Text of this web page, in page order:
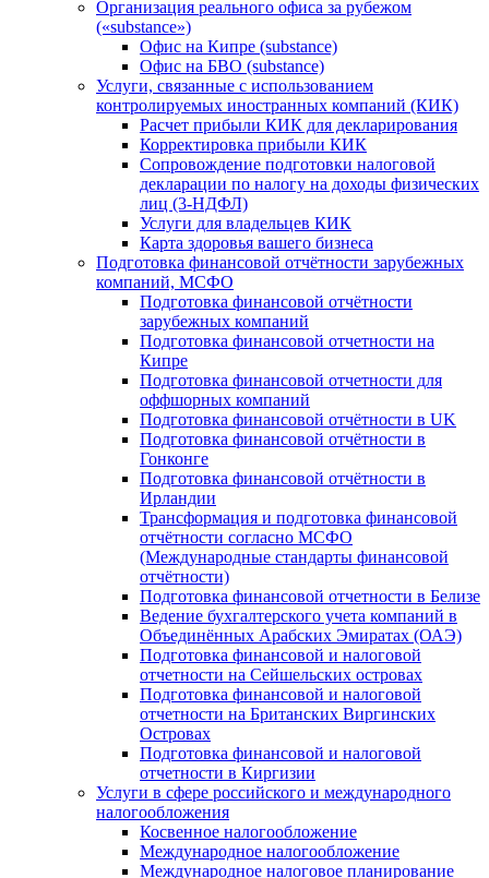
Организация реального офиса за рубежом
(«substance»)
Офис на Кипре (substance)
Офис на БВО (substance)
Услуги, связанные с использованием
контролируемых иностранных компаний (КИК)
Расчет прибыли КИК для декларирования
Корректировка прибыли КИК
Сопровождение подготовки налоговой
декларации по налогу на доходы физических
лиц (3-НДФЛ)
Услуги для владельцев КИК
Карта здоровья вашего бизнеса
Подготовка финансовой отчётности зарубежных
компаний, МСФО
Подготовка финансовой отчётности
зарубежных компаний
Подготовка финансовой отчетности на
Кипре
Подготовка финансовой отчетности для
оффшорных компаний
Подготовка финансовой отчётности в UK
Подготовка финансовой отчётности в
Гонконге
Подготовка финансовой отчётности в
Ирландии
Трансформация и подготовка финансовой
отчётности согласно МСФО
(Международные стандарты финансовой
отчётности)
Подготовка финансовой отчетности в Белизе
Ведение бухгалтерского учета компаний в
Объединённых Арабских Эмиратах (ОАЭ)
Подготовка финансовой и налоговой
отчетности на Сейшельских островах
Подготовка финансовой и налоговой
отчетности на Британских Виргинских
Островах
Подготовка финансовой и налоговой
отчетности в Киргизии
Услуги в сфере российского и международного
налогообложения
Косвенное налогообложение
Международное налогообложение
Международное налоговое планирование